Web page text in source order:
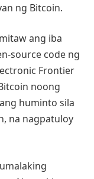
ng Bitcoin.
ang iba
source code ng
Frontier
noong
huminto sila
na nagpatuloy